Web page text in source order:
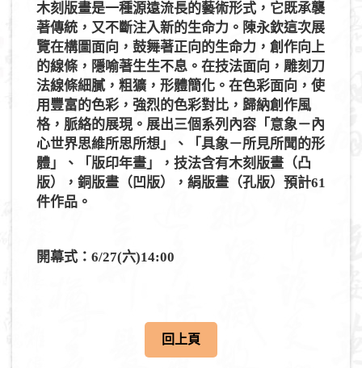
木刻版畫是一種源遠流長的藝術形式，它既承襲
著傳統，又不斷注入新的生命力。陳永欽這次展
覽在構圖面向，鼓舞著正向的生命力，創作向上
的線條，隱喻著生生不息。在技法面向，雕刻刀
法線條細膩，粗獷，形體簡化。在色彩面向，使
用豐富的色彩，強烈的色彩對比，歸納創作風
格，脈絡的展現。展出三個系列內容「意象－內
心世界思維所思所想」、「具象－所見所聞的形
體」、「版印年畫」，技法含有木刻版畫（凸
版），銅版畫（凹版），絹版畫（孔版）預計61
件作品。
開幕式：6/27(六)14:00
回上頁